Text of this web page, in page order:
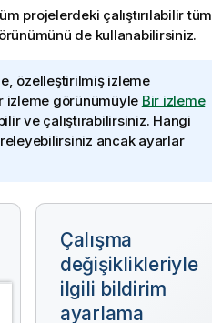
projelerdeki çalıştırılabilir tüm
de kullanabilirsiniz.
özelleştirilmiş izleme
izleme görünümüyle Bir izleme
ve çalıştırabilirsiniz. Hangi
ancak ayarlar
Çalışma
değişiklikleriyle
ilgili bildirim
ayarlama